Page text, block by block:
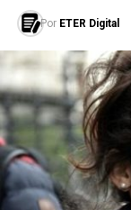
Por ETER Digital